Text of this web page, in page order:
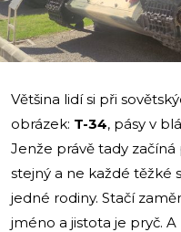
Většina lidí si při
obrázek: T-34, pásy v
Jenže právě tady
stejný a ne každé těžké
jedné rodiny. Stačí
jméno a jistota je pryč.